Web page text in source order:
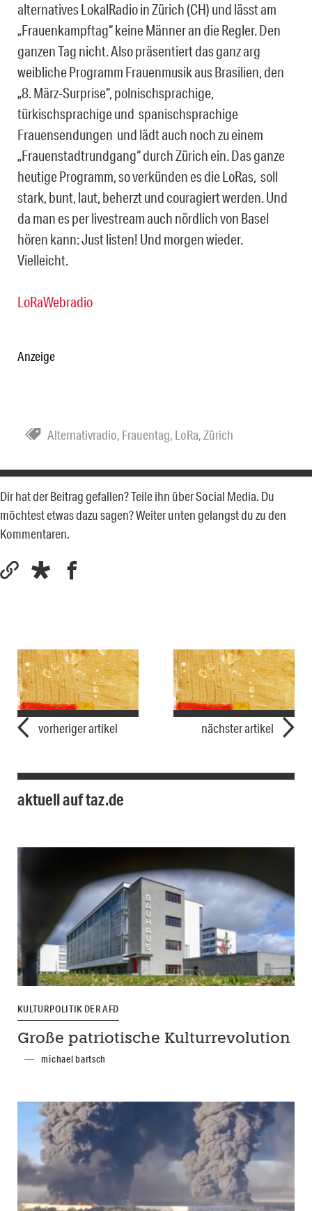
alternatives LokalRadio in Zürich (CH) und lässt am
„Frauenkampftag“ keine Männer an die Regler. Den
ganzen Tag nicht. Also präsentiert das ganz arg
weibliche Programm Frauenmusik aus Brasilien, den
„8. März-Surprise“, polnischsprachige,
türkischsprachige und spanischsprachige
Frauensendungen und lädt auch noch zu einem
„Frauenstadtrundgang“ durch Zürich ein. Das ganze
heutige Programm, so verkünden es die LoRas, soll
stark, bunt, laut, beherzt und couragiert werden. Und
da man es per livestream auch nördlich von Basel
hören kann: Just listen! Und morgen wieder.
Vielleicht.
LoRaWebradio
Anzeige
Alternativradio, Frauentag, LoRa,Zürich
Dir hat der Beitrag gefallen? Teile ihn über Social Media. Du
möchtest etwas dazu sagen? Weiter unten gelangst du zu den
Kommentaren.
vorheriger artikel nächster artikel
aktuell auf taz.de
KULTURPOLITIK DER AFD
Große patriotische Kulturrevolution
michael bartsch